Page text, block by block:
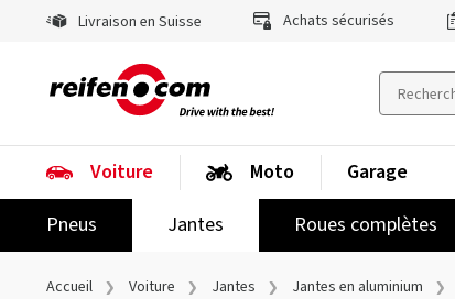
Livraison en Suisse Achats sécurisés
Voiture
Pneus
Jantes Roues complètes
Moto Garage
Accueil Voiture Jantes Jantes en aluminium